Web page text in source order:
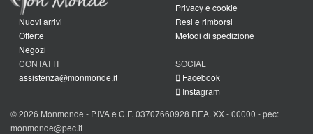
Nuovi arrivi
Offerte
Negozi
Privacy e cookie
Resi e rimborsi
Metodi di spedizione
CONTATTI
assistenza@monmonde.it
SOCIAL
Facebook
Instagram
© 2026 Monmonde - P.IVA e C.F. 03707660928 REA. XX - 00000 - pec:
monmonde@pec.it